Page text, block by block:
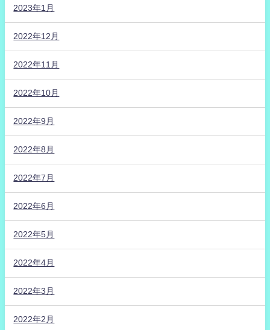
2023年1月
2022年12月
2022年11月
2022年10月
2022年9月
2022年8月
2022年7月
2022年6月
2022年5月
2022年4月
2022年3月
2022年2月